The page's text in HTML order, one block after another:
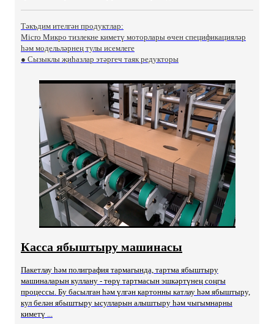
Тәкъдим ителгән продуктлар:
Micro Микро тизлекне киметү моторлары өчен спецификацияләр
һәм модельләрнең тулы исемлеге
● Сызыклы җиһазлар этәргеч таяк редукторы
Касса ябыштыру машинасы
Пакетлау һәм полиграфия тармагында, тартма ябыштыру
машиналарын куллану - төрү тартмасын эшкәртүнең соңгы
процессы. Бу басылган һәм үлгән картонны катлау һәм ябыштыру,
кул белән ябыштыру ысулларын алыштыру һәм чыгымнарны
киметү ...